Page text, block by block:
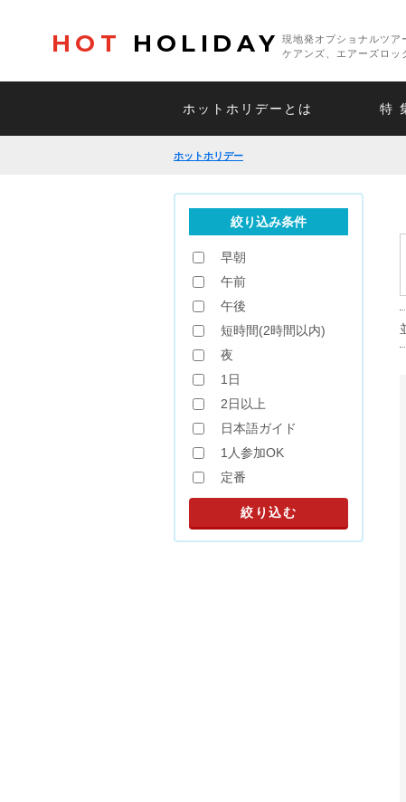
HOT HOLIDAY
現地発オプショナルツア
ケアンズ、エアーズロッ
ホットホリデーとは 特
ホットホリデー
絞り込み条件
早朝
午前
午後
短時間(2時間以内)
夜
1日
2日以上
日本語ガイド
1人参加OK
定番